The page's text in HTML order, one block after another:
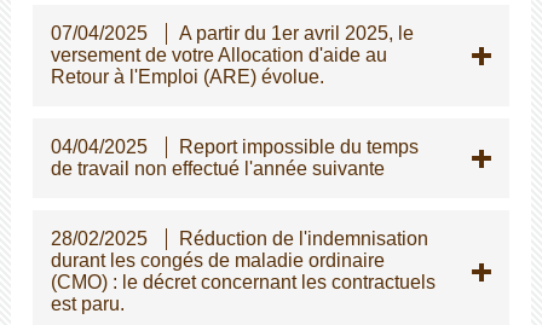
07/04/2025
A partir du 1er avril 2025, le
versement de votre Allocation d'aide au
Retour à l'Emploi (ARE) évolue.
04/04/2025
Report impossible du temps
de travail non effectué l'année suivante
28/02/2025
Réduction de l'indemnisation
durant les congés de maladie ordinaire
(CMO) : le décret concernant les contractuels
est paru.